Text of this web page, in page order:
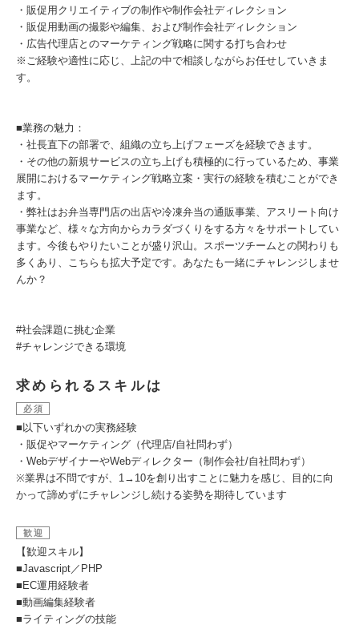
・販促用クリエイティブの制作や制作会社ディレクション
・販促用動画の撮影や編集、および制作会社ディレクション
・広告代理店とのマーケティング戦略に関する打ち合わせ
※ご経験や適性に応じ、上記の中で相談しながらお任せしていきま
す。
■業務の魅力：
・社長直下の部署で、組織の立ち上げフェーズを経験できます。
・その他の新規サービスの立ち上げも積極的に行っているため、事業
展開におけるマーケティング戦略立案・実行の経験を積むことができ
ます。
・弊社はお弁当専門店の出店や冷凍弁当の通販事業、アスリート向け
事業など、様々な方向からカラダづくりをする方々をサポートしてい
ます。今後もやりたいことが盛り沢山。スポーツチームとの関わりも
多くあり、こちらも拡大予定です。あなたも一緒にチャレンジしませ
んか？
#社会課題に挑む企業
#チャレンジできる環境
求められるスキルは
必須
■以下いずれかの実務経験
・販促やマーケティング（代理店/自社問わず）
・WebデザイナーやWebディレクター（制作会社/自社問わず）
※業界は不問ですが、1→10を創り出すことに魅力を感じ、目的に向
かって諦めずにチャレンジし続ける姿勢を期待しています
歓迎
【歓迎スキル】
■Javascript／PHP
■EC運用経験者
■動画編集経験者
■ライティングの技能